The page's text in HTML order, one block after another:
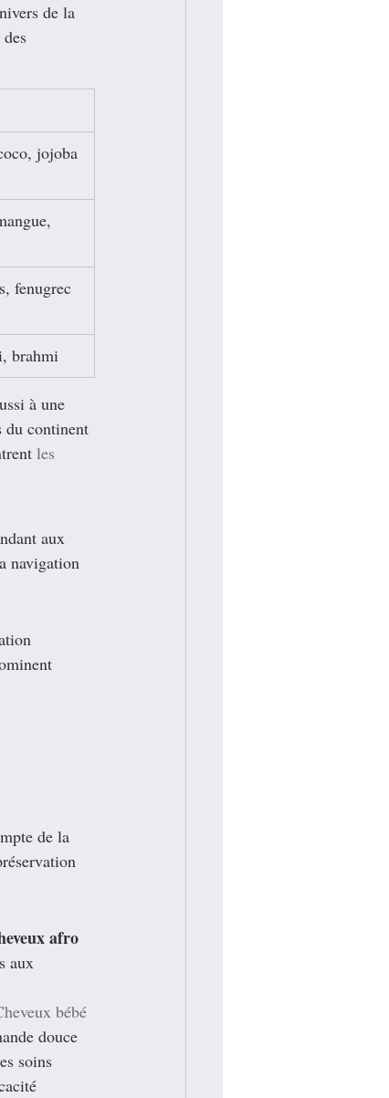
de la
jojoba
fenugrec
brahmi
à une
du continent
les
aux
navigation
de la
afro
aux
bébé
douce
soins